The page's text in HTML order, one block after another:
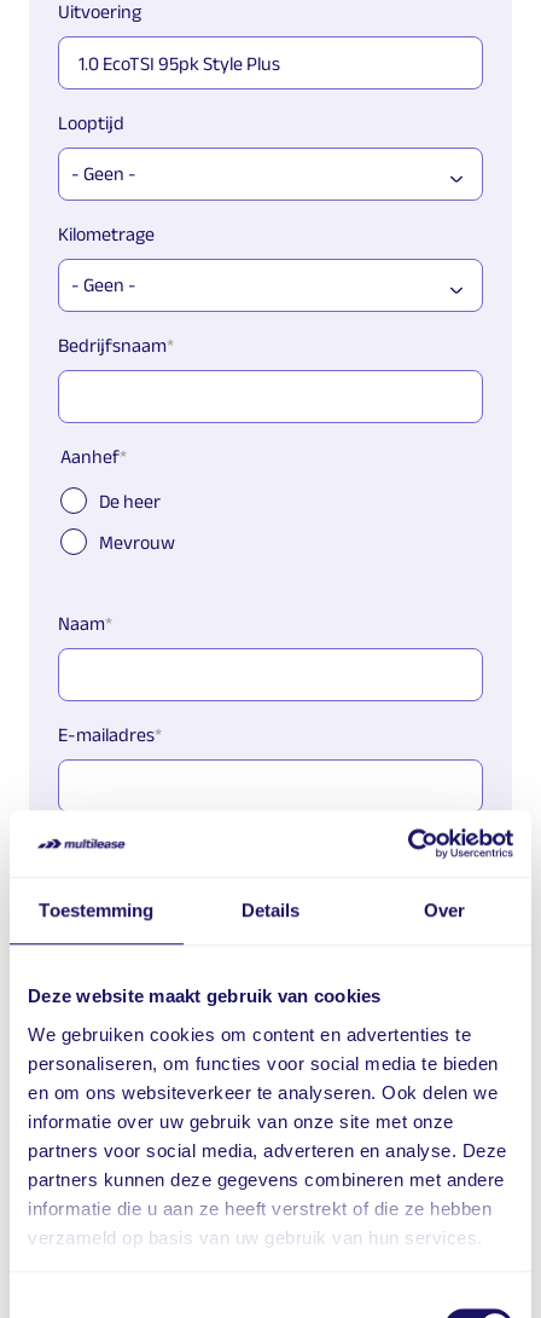
Toestemming Details Over
Deze website maakt gebruik van cookies
We gebruiken cookies om content en advertenties te
personaliseren, om functies voor social media te bieden
en om ons websiteverkeer te analyseren. Ook delen we
informatie over uw gebruik van onze site met onze
partners voor social media, adverteren en analyse. Deze
partners kunnen deze gegevens combineren met andere
informatie die u aan ze heeft verstrekt of die ze hebben
verzameld op basis van uw gebruik van hun services.
Uitvoering
Looptijd
Kilometrage
Bedrijfsnaam
Aanhef
De heer
Mevrouw
Naam
E-mailadres
Telefoonnummer